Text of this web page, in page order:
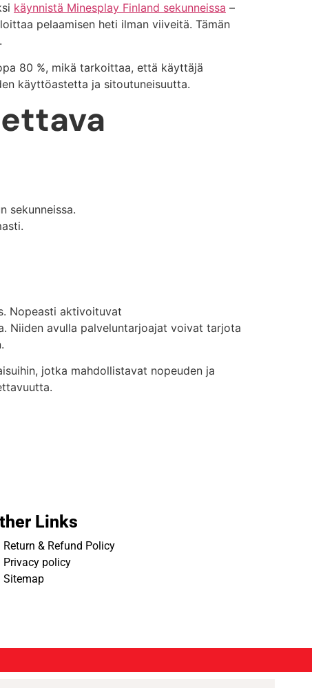
käynnistä Minesplay Finland sekunneissa –
pelaamisen heti ilman viiveitä. Tämän
80 %, mikä tarkoittaa, että käyttäjä
käyttöastetta ja sitoutuneisuutta.
sekunneissa.
Nopeasti aktivoituvat
Niiden avulla palveluntarjoajat voivat tarjota
jotka mahdollistavat nopeuden ja
Links
Return & Refund Policy
Privacy policy
Sitemap